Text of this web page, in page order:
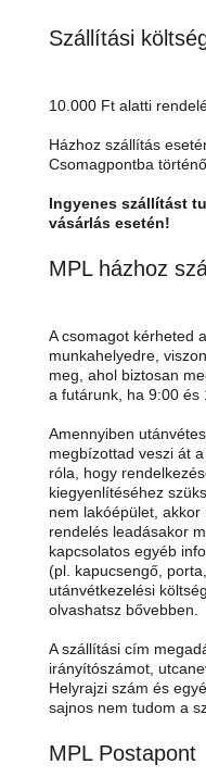
Szállítási
10.000 Ft alatti
Házhoz szállítás
Csomagpontba
Ingyenes szállítást
vásárlás esetén!
MPL házhoz
A csomagot kérheted
munkahelyedre,
meg, ahol biztosan
a futárunk, ha 9:00 és
Amennyiben
megbízottad veszi át
róla, hogy
kiegyenlítéséhez
nem lakóépület,
rendelés leadásakor
kapcsolatos egyéb
(pl. kapucsengő,
utánvétkezelési
olvashatsz bővebben.
A szállítási cím
irányítószámot,
Helyrajzi szám és
sajnos nem tudom a
MPL Postapont